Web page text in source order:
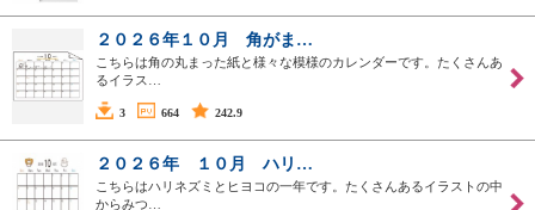
２０２６年１０月 角がま…
こちらは角の丸まった紙と様々な模様のカレンダーです。たくさんあ
るイラス…
3 664 242.9
２０２６年 １０月 ハリ…
こちらはハリネズミとヒヨコの一年です。たくさんあるイラストの中
からみつ…